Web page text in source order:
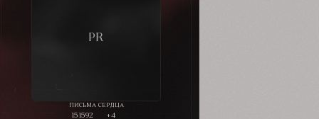
151592 +4